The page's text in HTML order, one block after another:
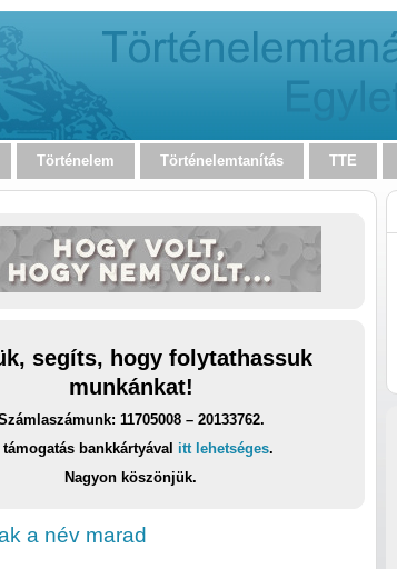
Történelem Történelemtanítás TTE
segíts, hogy folytathassuk
munkánkat!
11705008 – 20133762.
támogatás bankkártyával itt lehetséges.
Nagyon köszönjük.
a név marad